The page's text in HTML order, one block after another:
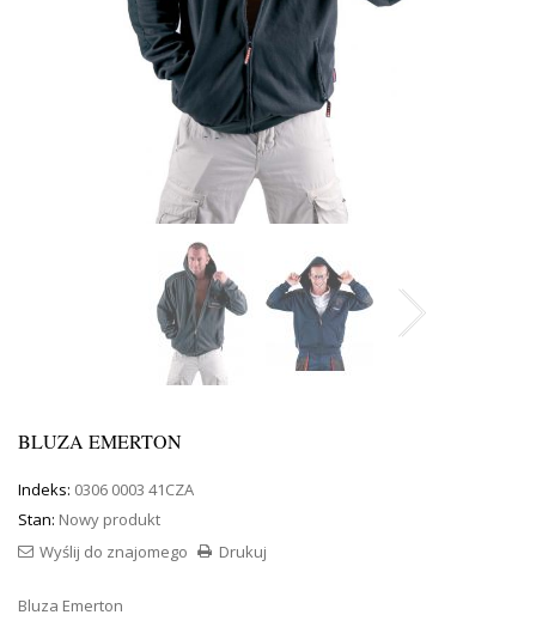
BLUZA EMERTON
Indeks: 0306 0003 41CZA
Stan: Nowy produkt
Drukuj
Wyślij do znajomego
Bluza Emerton